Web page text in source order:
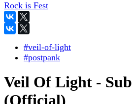
Rock is Fest
#veil-of-light
#postpank
Veil Of Light -
(Official)